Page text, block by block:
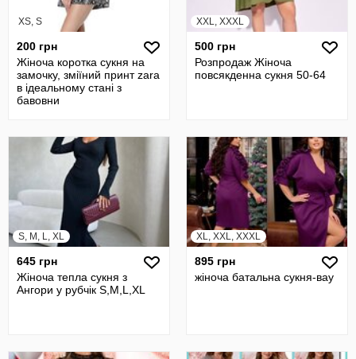
XS, S
200 грн
Жіноча коротка сукня на
замочку, зміїний принт zara
в ідеальному стані з
бавовни
XXL, XXXL
500 грн
Розпродаж Жіноча
повсякденна сукня 50-64
S, M, L, XL
645 грн
Жіноча тепла сукня з
Ангори у рубчік S,M,L,XL
XL, XXL, XXXL
895 грн
жіноча батальна сукня-вау